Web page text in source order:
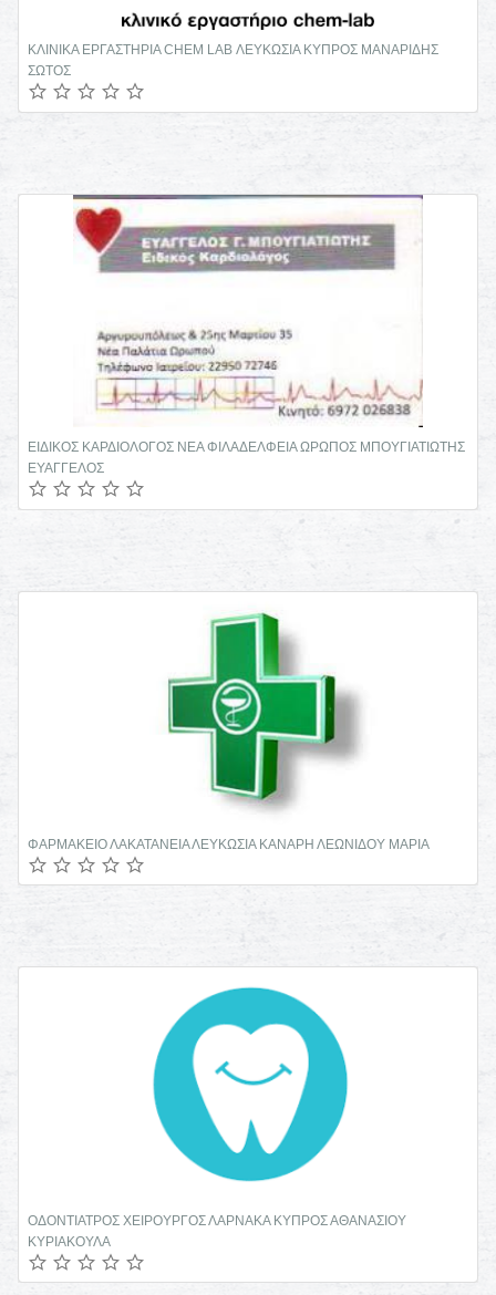
ΧΕΙΡΟΠΡΑΚΤΙΚΟΣ ΣΠΟΝΔΥΛΙΚΗΣ ΣΤΗΛΗΣ ΓΚΥΖΗ ΑΤΤΙΚΗ ΜΑΝΩΛΙΔΗΣ
ΑΛΕΞΑΝΔΡΟΣ
ΜΑΙΕΥΤΗΡΑΣ ΧΕΙΡΟΥΡΓΟΣ ΓΥΝΑΙΚΟΛΟΓΟΣ ΑΜΠΕΛΟΚΗΠΟΙ
ΕΥΘΥΜΙΟΣ ΦΑΡΟΣ
ΜΙΚΡΟΒΙΟΛΟΓΟΣ ΛΕΜΕΣΟΣ ΕΥΣΤΑΘΙΟΥ ΝΙΚΟΣ
ΟΔΟΝΤΙΑΤΡΟΣ ΧΕΙΡΟΥΡΓΟΣ ΛΑΡΝΑΚΑ ΚΥΠΡΟΣ ΑΘΑΝΑΣΙΟΥ
ΚΥΡΙΑΚΟΥΛΑ